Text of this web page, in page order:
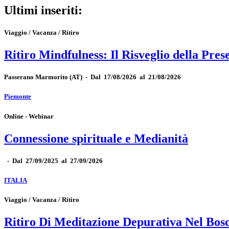
Ultimi inseriti:
Viaggio / Vacanza / Ritiro
Ritiro Mindfulness: Il Risveglio della
Passerano Marmorito (AT) - Dal 17/08/2026 al 21/08/2026
Piemonte
Online - Webinar
Connessione spirituale e Medianità
- Dal 27/09/2025 al 27/09/2026
ITALIA
Viaggio / Vacanza / Ritiro
Ritiro Di Meditazione Depurativa Nel